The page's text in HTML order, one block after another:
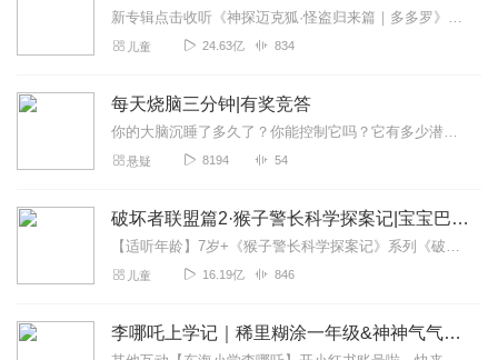
新专辑点击收听《神探迈克狐·怪盗归来篇｜多多罗》！！！>>>点击进入主播橱窗购买《神探迈克狐》系列图书吧!<<<多多罗故事【点击前往】收听多多罗其他好玩有趣的故...
儿童 24.63亿 834
每天烧脑三分钟|有奖竞答
你的大脑沉睡了多久了？你能控制它吗？它有多少潜能还不属于你？你是否具有洞察一切真相的超级能力？来吧，和茶茶一起唤醒你的大脑，激发你的潜能！究竟每天花落谁家？谁又...
悬疑 8194 54
破坏者联盟篇2·猴子警长科学探案记|宝宝巴士故事
【适听年龄】7岁+《猴子警长科学探案记》系列《破坏者联盟篇1·猴子警长科学探案记》>>>《破坏者联盟篇2·猴子警长科学探案记》>>>《破坏者联盟篇3·猴子警长科...
儿童 16.19亿 846
李哪吒上学记｜稀里糊涂一年级&神神气气二年级